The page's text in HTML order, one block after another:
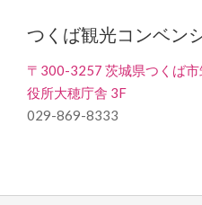
つくば観光コンベン
〒300-3257 茨城県つくば
役所大穂庁舎 3F
029-869-8333